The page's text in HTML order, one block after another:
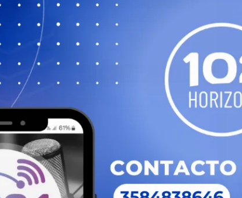
generado preocupación entre los
en el servicio. #AgenciaNA
Share FacebookWhatsAppTelegram